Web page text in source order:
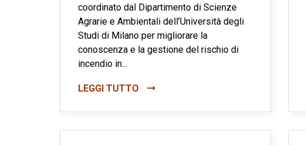
coordinato dal Dipartimento di Scienze
Agrarie e Ambientali dell’Università degli
Studi di Milano per migliorare la
conoscenza e la gestione del rischio di
incendio in...
LEGGI TUTTO